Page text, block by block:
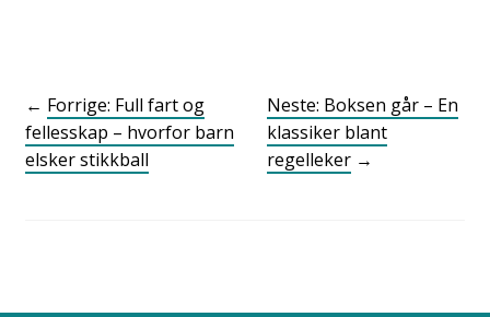
← Forrige: Full fart og
fellesskap – hvorfor barn
elsker stikkball
Neste: Boksen går – En
klassiker blant
regelleker →